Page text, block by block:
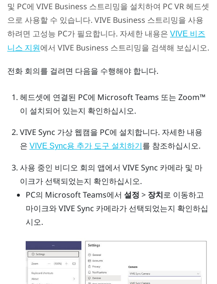
및 PC에 VIVE Business 스트리밍을 설치하여 PC VR 헤드셋
으로 사용할 수 있습니다. VIVE Business 스트리밍을 사용
하려면 고성능 PC가 필요합니다. 자세한 내용은 VIVE 비즈
니스 지원 에서 VIVE Business 스트리밍을 검색해 보십시오.
전화 회의를 걸려면 다음을 수행해야 합니다.
헤드셋에 연결된 PC에 Microsoft Teams 또는 Zoom™
이 설치되어 있는지 확인하십시오.
VIVE Sync 가상 웹캠을 PC에 설치합니다. 자세한 내용
은 VIVE Sync용 추가 도구 설치하기 를 참조하십시오.
사용 중인 비디오 회의 앱에서 VIVE Sync 카메라및 마
이크가 선택되었는지 확인하십시오.
PC의 Microsoft Teams에서설정 > 장치로 이동하고
마이크와VIVE Sync 카메라가 선택되었는지 확인하십
시오.